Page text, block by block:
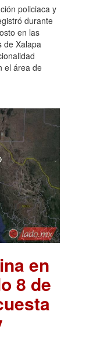
policiaca y
durante
en las
de Xalapa
el área de
en
8 de